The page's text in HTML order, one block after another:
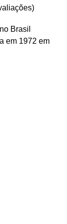
)
Brasil
em 1972 em